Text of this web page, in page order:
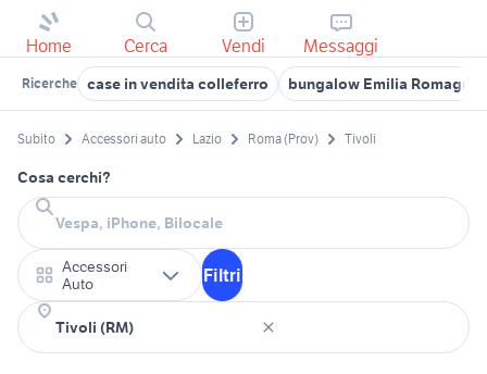
Home Cerca Vendi Messaggi
Ricerche case in vendita colleferro bungalow Emilia Romagna
Subito Accessori auto Lazio Roma (Prov) Tivoli
Cosa cerchi?
Accessori
Auto
Filtri